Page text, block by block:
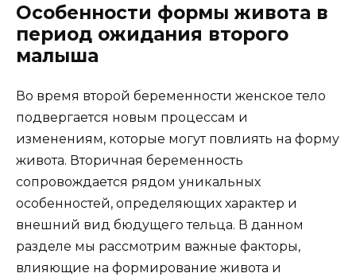
Особенности формы живота в
период ожидания второго
малыша
Во время второй беременности женское тело
подвергается новым процессам и
изменениям, которые могут повлиять на форму
живота. Вторичная беременность
сопровождается рядом уникальных
особенностей, определяющих характер и
внешний вид бюдущего тельца. В данном
разделе мы рассмотрим важные факторы,
влияющие на формирование живота и